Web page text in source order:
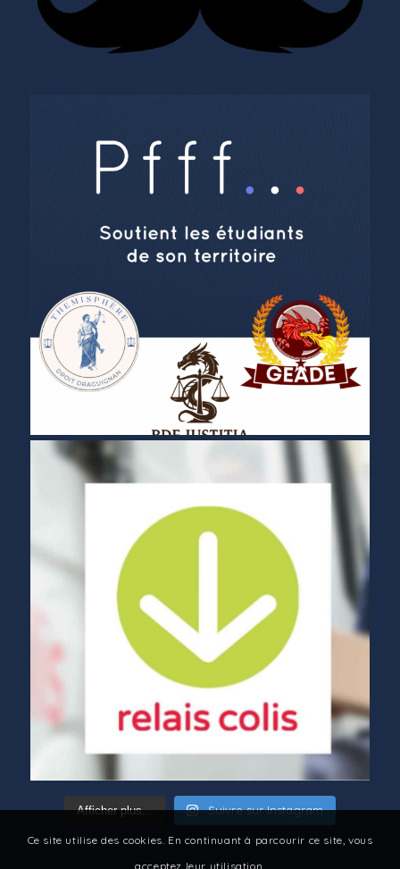
Afficher plus... Suivre sur Instagram
Ce site utilise des cookies. En continuant à parcourir ce site, vous
acceptez leur utilisation.